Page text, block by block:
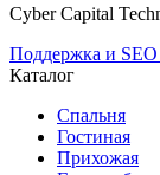
Cyber Capital
Поддержка и
Каталог
Спальня
Гостиная
Прихожая